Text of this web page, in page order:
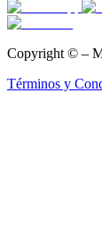
Copyright © –
Términos y